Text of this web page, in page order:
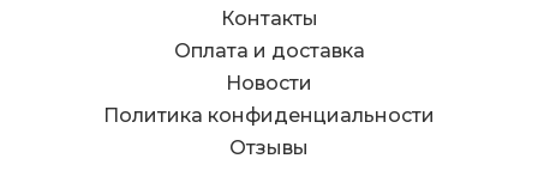
Контакты
Оплата и доставка
Новости
Политика конфиденциальности
Отзывы